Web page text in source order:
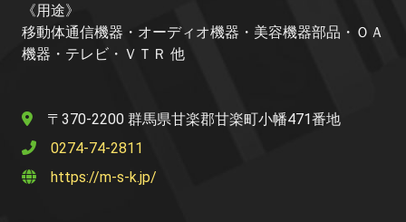
《用途》
移動体通信機器・オーディオ機器・美容機器部品・ＯＡ
機器・テレビ・ＶＴＲ 他
〒370-2200 群馬県甘楽郡甘楽町小幡471番地
0274-74-2811
https://m-s-k.jp/